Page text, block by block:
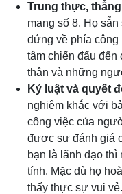
Trung thực,
mang số 8. Họ
đứng về phía công
tâm chiến đấu đến
thân và những
Kỷ luật và quyết
nghiêm khắc với
công việc của
được sự đánh giá
bạn là lãnh đạo thì
tính. Mặc dù họ
thấy thực sự vui vẻ.